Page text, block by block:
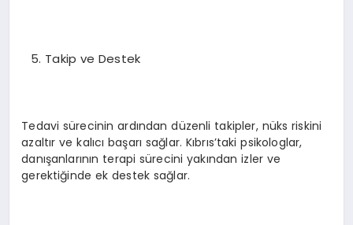
Takip ve Destek
Tedavi sürecinin ardından düzenli takipler, nüks riskini
azaltır ve kalıcı başarı sağlar. Kıbrıs’taki psikologlar,
danışanlarının terapi sürecini yakından izler ve
gerektiğinde ek destek sağlar.